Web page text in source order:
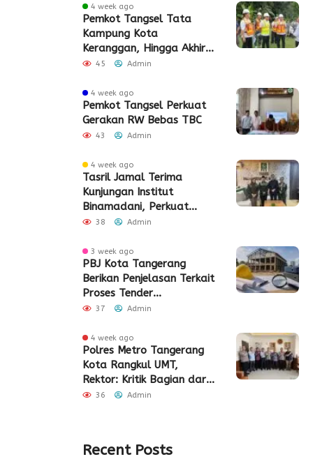
4 week ago
Pemkot Tangsel Tata
Kampung Kota
Keranggan, Hingga Akhir
2026
45 Admin
4 week ago
Pemkot Tangsel Perkuat
Gerakan RW Bebas TBC
43 Admin
4 week ago
Tasril Jamal Terima
Kunjungan Institut
Binamadani, Perkuat
Sinergi Bangun SDM Kota
38 Admin
3 week ago
PBJ Kota Tangerang
Berikan Penjelasan Terkait
Proses Tender
Pembangunan Eks Pabrik
37 Admin
4 week ago
Polres Metro Tangerang
Kota Rangkul UMT,
Rektor: Kritik Bagian dari
Demokrasi
36 Admin
Recent Posts